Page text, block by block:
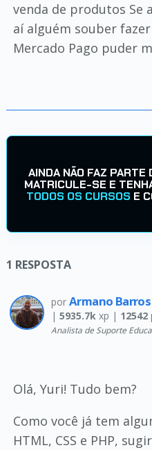
venda de produtos Se
aí alguém souber
Mercado Pago puder
AINDA NÃO FAZ PARTE
MATRICULE-SE E
TODOS OS CURSOS E
1 RESPOSTA
por Armano
| 5935.7kxp | 12542
Analista de Suporte
Olá, Yuri! Tudo bem?
Como você já tem
HTML, CSS e PHP,